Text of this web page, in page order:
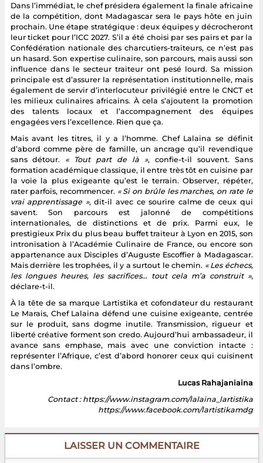
Dans l’immédiat, le chef présidera également la finale africaine
de la compétition, dont Madagascar sera le pays hôte en juin
prochain. Une étape stratégique : deux équipes y décrocheront
leur ticket pour l’ICC 2027. S’il a été choisi par ses pairs et par la
Confédération nationale des charcutiers-traiteurs, ce n’est pas
un hasard. Son expertise culinaire, son parcours, mais aussi son
influence dans le secteur traiteur ont pesé lourd. Sa mission
principale est d’assurer la représentation institutionnelle, mais
également de servir d’interlocuteur privilégié entre le CNCT et
les milieux culinaires africains. À cela s’ajoutent la promotion
des talents locaux et l’accompagnement des équipes
engagées vers l’excellence. Rien que ça.
Mais avant les titres, il y a l’homme. Chef Lalaina se définit
d’abord comme père de famille, un ancrage qu’il revendique
sans détour. « Tout part de là », confie-t-il souvent. Sans
formation académique classique, il entre très tôt en cuisine par
la voie la plus exigeante qu’est le terrain. Observer, répéter,
rater parfois, recommencer. « Si on brûle les marches, on rate le
vrai apprentissage », dit-il avec ce sourire calme de ceux qui
savent. Son parcours est jalonné de compétitions
internationales, de distinctions et de prix. Parmi eux, le
prestigieux Prix du plus beau buffet traiteur à Lyon en 2015, son
intronisation à l’Académie Culinaire de France, ou encore son
appartenance aux Disciples d’Auguste Escoffier à Madagascar.
Mais derrière les trophées, il y a surtout le chemin. « Les échecs,
les longues heures, les sacrifices… tout cela m’a construit »,
déclare-t-il.
À la tête de sa marque Lartistika et cofondateur du restaurant
Le Marais, Chef Lalaina défend une cuisine exigeante, centrée
sur le produit, sans dogme inutile. Transmission, rigueur et
liberté créative forment son credo. Aujourd’hui ambassadeur, il
avance sans emphase, mais avec une conviction intacte :
représenter l’Afrique, c’est d’abord honorer ceux qui cuisinent
dans l’ombre.
Lucas Rahajaniaina
Contact : https://www.instagram.com/lalaina_lartistika
https://www.facebook.com/lartistikamdg
LAISSER UN COMMENTAIRE